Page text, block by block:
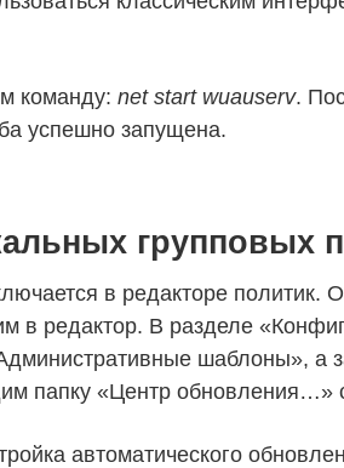
команду: net start wuauserv.
успешно запущена.
групповых
в редакторе политик.
в редактор. В разделе
шаблоны», а
папку «Центр обновления…»
автоматического